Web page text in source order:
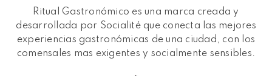
Ritual Gastronómico es una marca creada y
desarrollada por Socialité que conecta las mejores
experiencias gastronómicas de una ciudad, con los
comensales mas exigentes y socialmente sensibles.